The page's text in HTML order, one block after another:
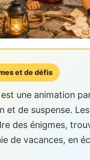
et de défis
est une animation
et de suspense.
des énigmes,
de vacances, en